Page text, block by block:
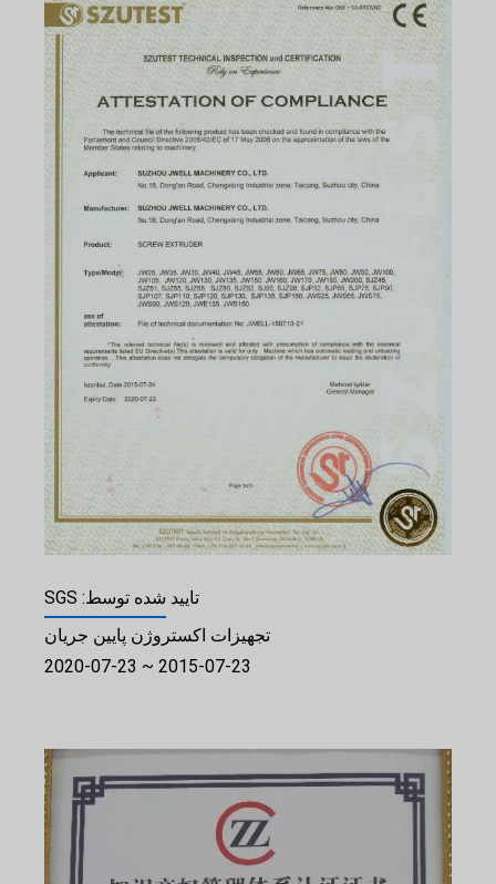
تایید شده توسط: SGS
تجهیزات اکستروژن پایین جریان
2015-07-23 ~ 2020-07-23